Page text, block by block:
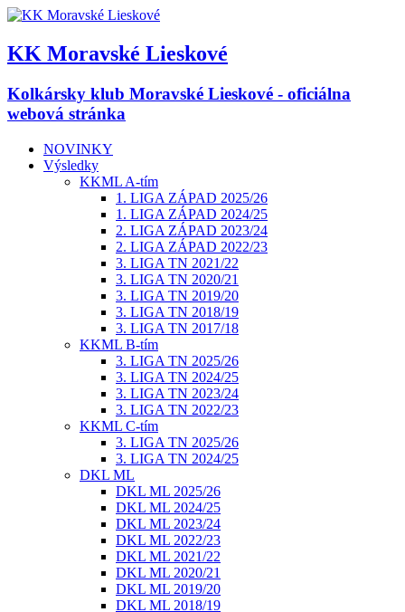
KK Moravské Lieskové
Kolkársky klub Moravské Lieskové - oficiálna
webová stránka
NOVINKY
Výsledky
KKML A-tím
1. LIGA ZÁPAD 2025/26
1. LIGA ZÁPAD 2024/25
2. LIGA ZÁPAD 2023/24
2. LIGA ZÁPAD 2022/23
3. LIGA TN 2021/22
3. LIGA TN 2020/21
3. LIGA TN 2019/20
3. LIGA TN 2018/19
3. LIGA TN 2017/18
KKML B-tím
3. LIGA TN 2025/26
3. LIGA TN 2024/25
3. LIGA TN 2023/24
3. LIGA TN 2022/23
KKML C-tím
3. LIGA TN 2025/26
3. LIGA TN 2024/25
DKL ML
DKL ML 2025/26
DKL ML 2024/25
DKL ML 2023/24
DKL ML 2022/23
DKL ML 2021/22
DKL ML 2020/21
DKL ML 2019/20
DKL ML 2018/19